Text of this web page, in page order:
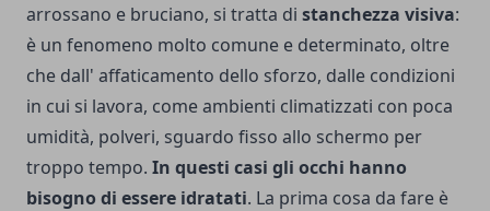
arrossano e bruciano, si tratta di stanchezza visiva:
è un fenomeno molto comune e de­terminato, oltre
che dall' affatica­mento dello sforzo, dalle condizio­ni
in cui si lavora, come ambienti clima­tizzati con poca
umidità, polveri, sguardo fisso allo schermo per
troppo tempo. In questi casi gli occhi hanno
bisogno di esse­re idratati. La prima cosa da fare è